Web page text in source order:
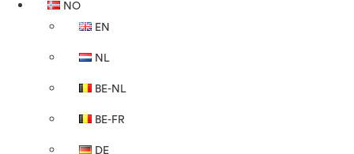
NO
EN
NL
BE-NL
BE-FR
DE